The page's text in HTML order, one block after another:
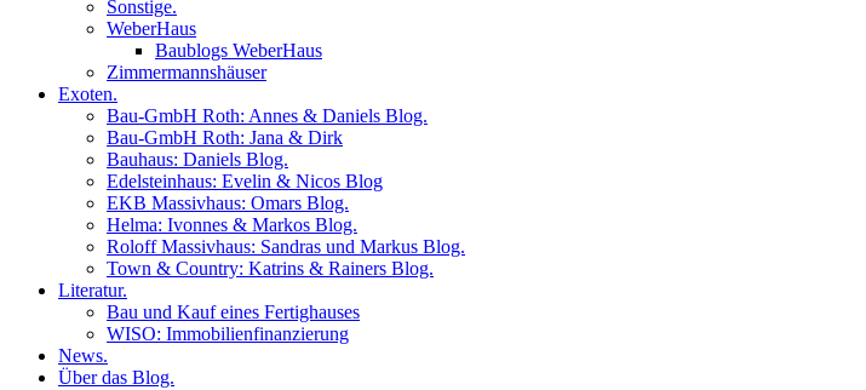
Sonstige.
WeberHaus
Baublogs WeberHaus
Zimmermannshäuser
Exoten.
Bau-GmbH Roth: Annes & Daniels Blog.
Bau-GmbH Roth: Jana & Dirk
Bauhaus: Daniels Blog.
Edelsteinhaus: Evelin & Nicos Blog
EKB Massivhaus: Omars Blog.
Helma: Ivonnes & Markos Blog.
Roloff Massivhaus: Sandras und Markus Blog.
Town & Country: Katrins & Rainers Blog.
Literatur.
Bau und Kauf eines Fertighauses
WISO: Immobilienfinanzierung
News.
Über das Blog.